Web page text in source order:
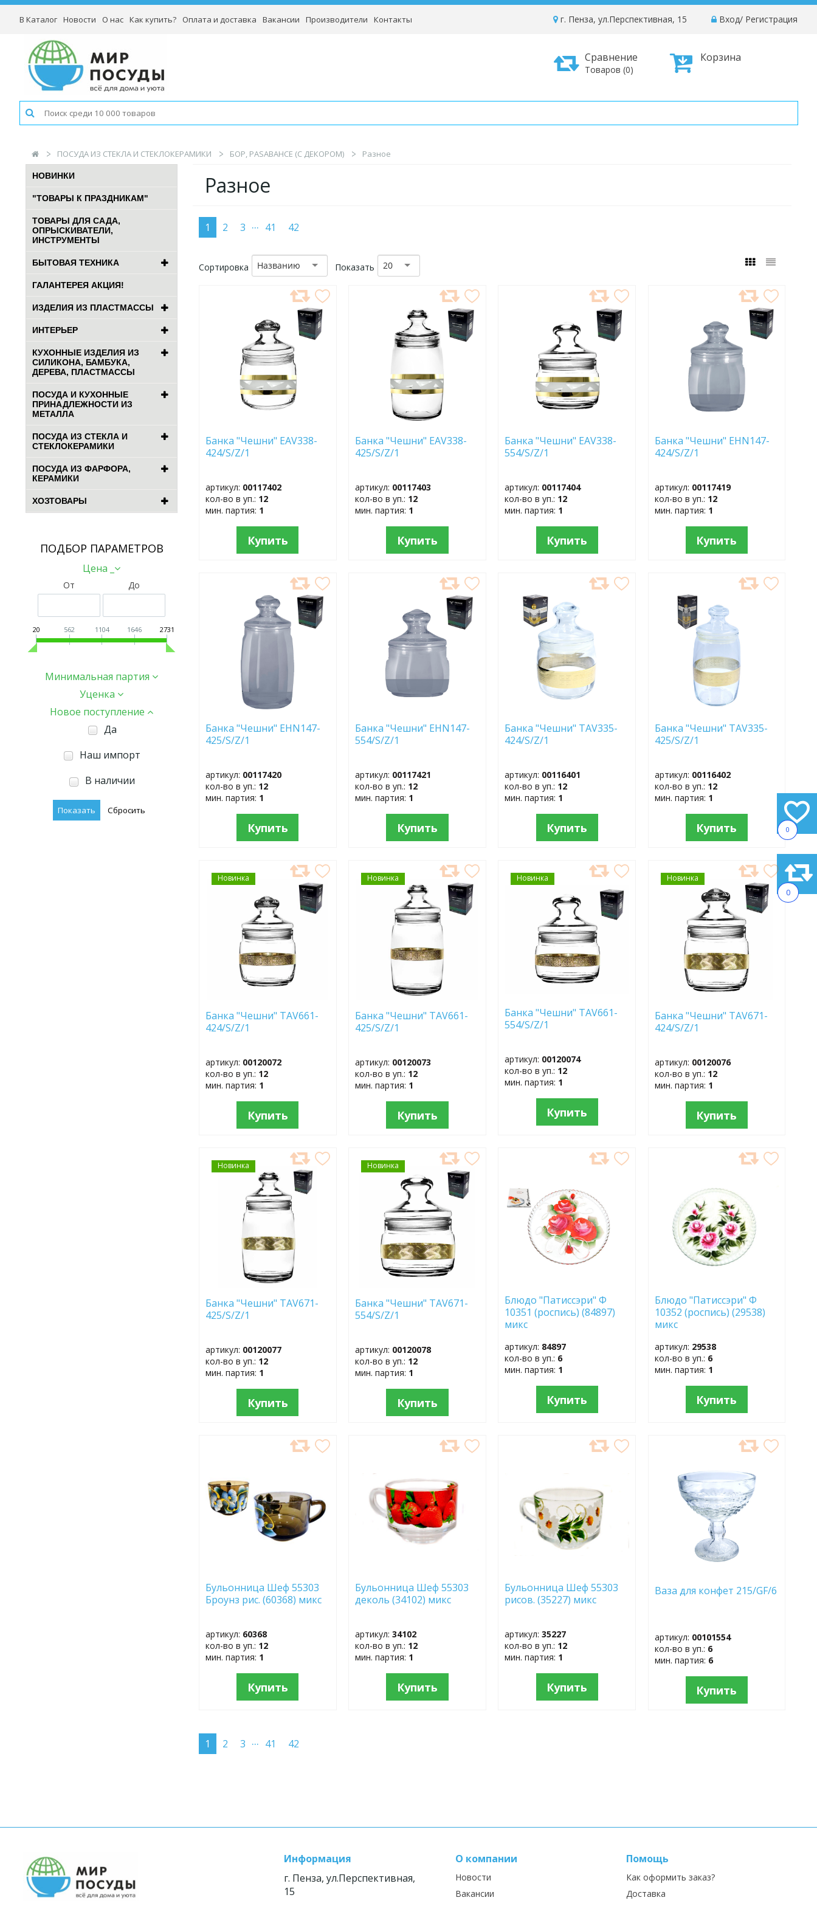
0
0
В Каталог Новости О нас Как купить? Оплата и доставка Вакансии Производители Контакты Вход/ Регистрация
г. Пенза, ул.Перспективная, 15
Корзина
Сравнение
Товаров (0)
ПОСУДА ИЗ СТЕКЛА И СТЕКЛОКЕРАМИКИ БОР, PASABAHCE (С ДЕКОРОМ) Разное
НОВИНКИ
"ТОВАРЫ К ПРАЗДНИКАМ"
ТОВАРЫ ДЛЯ САДА,
ОПРЫСКИВАТЕЛИ,
ИНСТРУМЕНТЫ
БЫТОВАЯ ТЕХНИКА
ГАЛАНТЕРЕЯ АКЦИЯ!
ИЗДЕЛИЯ ИЗ ПЛАСТМАССЫ
ИНТЕРЬЕР
КУХОННЫЕ ИЗДЕЛИЯ ИЗ
СИЛИКОНА, БАМБУКА,
ДЕРЕВА, ПЛАСТМАССЫ
ПОСУДА И КУХОННЫЕ
ПРИНАДЛЕЖНОСТИ ИЗ
МЕТАЛЛА
ПОСУДА ИЗ СТЕКЛА И
СТЕКЛОКЕРАМИКИ
ПОСУДА ИЗ ФАРФОРА,
КЕРАМИКИ
ХОЗТОВАРЫ
ПОДБОР ПАРАМЕТРОВ
Цена _
От До
20 562 1104 1646 2731
Минимальная партия
Уценка
Новое поступление
Да
Наш импорт
В наличии
Разное
1 2 3 ... 41 42
Сортировка Названию Показать 20
ИЗБРАННОЕ
Банка "Чешни" EAV338-
424/S/Z/1
артикул: 00117402
кол-во в уп.: 12
мин. партия: 1
Купить
ИЗБРАННОЕ
Банка "Чешни" EAV338-
425/S/Z/1
артикул: 00117403
кол-во в уп.: 12
мин. партия: 1
Купить
ИЗБРАННОЕ
Банка "Чешни" EAV338-
554/S/Z/1
артикул: 00117404
кол-во в уп.: 12
мин. партия: 1
Купить
ИЗБРАННОЕ
Банка "Чешни" EHN147-
424/S/Z/1
артикул: 00117419
кол-во в уп.: 12
мин. партия: 1
Купить
ИЗБРАННОЕ
Банка "Чешни" EHN147-
425/S/Z/1
артикул: 00117420
кол-во в уп.: 12
мин. партия: 1
Купить
ИЗБРАННОЕ
Банка "Чешни" EHN147-
554/S/Z/1
артикул: 00117421
кол-во в уп.: 12
мин. партия: 1
Купить
В
ИЗБРАННОЕ
Банка "Чешни" TAV335-
424/S/Z/1
артикул: 00116401
кол-во в уп.: 12
мин. партия: 1
Купить
В
ИЗБРАННОЕ
Банка "Чешни" TAV335-
425/S/Z/1
артикул: 00116402
кол-во в уп.: 12
мин. партия: 1
Купить
Новинка
ДОБАВИТЬ
В
ИЗБРАННОЕ
Банка "Чешни" TAV661-
424/S/Z/1
артикул: 00120072
кол-во в уп.: 12
мин. партия: 1
Купить
Новинка
ДОБАВИТЬ
В
ИЗБРАННОЕ
Банка "Чешни" TAV661-
425/S/Z/1
артикул: 00120073
кол-во в уп.: 12
мин. партия: 1
Купить
Новинка
ДОБАВИТЬ
В
ИЗБРАННОЕ
Банка "Чешни" TAV661-
554/S/Z/1
артикул: 00120074
кол-во в уп.: 12
мин. партия: 1
Купить
Новинка
ДОБАВИТЬ
В
ИЗБРАННОЕ
Банка "Чешни" TAV671-
424/S/Z/1
артикул: 00120076
кол-во в уп.: 12
мин. партия: 1
Купить
Новинка
ДОБАВИТЬ
В
ИЗБРАННОЕ
Банка "Чешни" TAV671-
425/S/Z/1
артикул: 00120077
кол-во в уп.: 12
мин. партия: 1
Купить
Новинка
ДОБАВИТЬ
В
ИЗБРАННОЕ
Банка "Чешни" TAV671-
554/S/Z/1
артикул: 00120078
кол-во в уп.: 12
мин. партия: 1
Купить
Блюдо "Патиссэри" Ф
10351 (роспись) (84897)
микс
артикул: 84897
кол-во в уп.: 6
мин. партия: 1
Купить
ИЗБРАННОЕ
Блюдо "Патиссэри" Ф
10352 (роспись) (29538)
микс
артикул: 29538
кол-во в уп.: 6
мин. партия: 1
Купить
Бульонница Шеф 55303
Броунз рис. (60368) микс
артикул: 60368
кол-во в уп.: 12
мин. партия: 1
Купить
Бульонница Шеф 55303
деколь (34102) микс
артикул:34102
кол-во в уп.: 12
мин. партия: 1
Купить
Бульонница Шеф 55303
рисов. (35227) микс
артикул:35227
кол-во в уп.: 12
мин. партия: 1
Купить
ИЗБРАННОЕ
Ваза для конфет 215/GF/6
артикул: 00101554
кол-во в уп.: 6
мин. партия: 6
Купить
1 2 3 ... 41 42
Информация
г. Пенза, ул.Перспективная,
15
О компании
Новости
Вакансии
Помощь
Как оформить заказ?
Доставка